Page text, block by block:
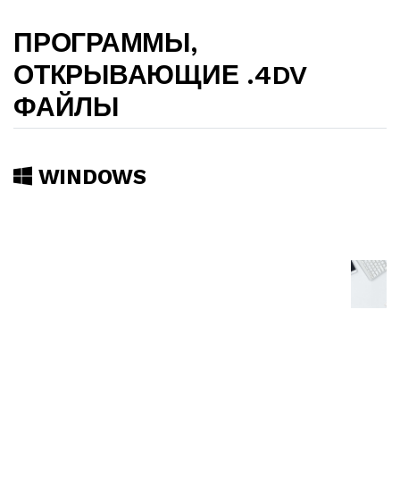
ПРОГРАММЫ,
ОТКРЫВАЮЩИЕ .4DV
ФАЙЛЫ
WINDOWS